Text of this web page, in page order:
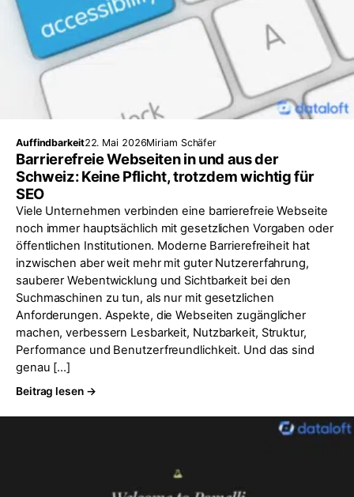
Auffindbarkeit22. Mai 2026Miriam Schäfer
Barrierefreie Webseiten in und aus der
Schweiz: Keine Pflicht, trotzdem wichtig für
SEO
Viele Unternehmen verbinden eine barrierefreie Webseite
noch immer hauptsächlich mit gesetzlichen Vorgaben oder
öffentlichen Institutionen. Moderne Barrierefreiheit hat
inzwischen aber weit mehr mit guter Nutzererfahrung,
sauberer Webentwicklung und Sichtbarkeit bei den
Suchmaschinen zu tun, als nur mit gesetzlichen
Anforderungen. Aspekte, die Webseiten zugänglicher
machen, verbessern Lesbarkeit, Nutzbarkeit, Struktur,
Performance und Benutzerfreundlichkeit. Und das sind
genau […]
Beitrag lesen →